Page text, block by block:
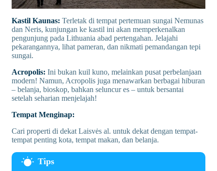
Kastil Kaunas: Terletak di tempat pertemuan sungai Nemunas
dan Neris, kunjungan ke kastil ini akan memperkenalkan
pengunjung pada Lithuania abad pertengahan. Jelajahi
pekarangannya, lihat pameran, dan nikmati pemandangan tepi
sungai.
Acropolis: Ini bukan kuil kuno, melainkan pusat perbelanjaan
modern! Namun, Acropolis juga menawarkan berbagai hiburan
– belanja, bioskop, bahkan seluncur es – untuk bersantai
setelah seharian menjelajah!
Tempat Menginap:
Cari properti di dekat Laisvės al. untuk dekat dengan tempat-
tempat penting kota, tempat makan, dan belanja.